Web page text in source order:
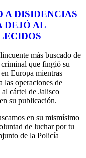
A DISIDENCIAS
DEJÓ AL
más buscado de
que fingió su
Europa mientras
las operaciones de
cártel de Jalisco
su publicación.
en su mismísimo
de luchar por tu
de la Policía